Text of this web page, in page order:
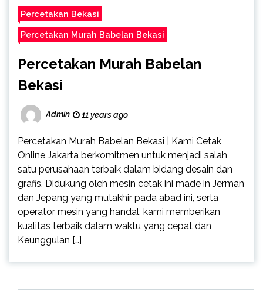
Percetakan Bekasi
Percetakan Murah Babelan Bekasi
Percetakan Murah Babelan
Bekasi
Admin 11 years ago
Percetakan Murah Babelan Bekasi | Kami Cetak
Online Jakarta berkomitmen untuk menjadi salah
satu perusahaan terbaik dalam bidang desain dan
grafis. Didukung oleh mesin cetak ini made in Jerman
dan Jepang yang mutakhir pada abad ini, serta
operator mesin yang handal, kami memberikan
kualitas terbaik dalam waktu yang cepat dan
Keunggulan […]